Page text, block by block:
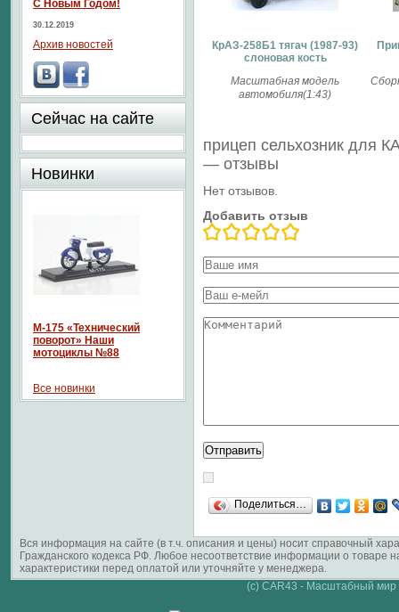
КрАЗ-258Б1 тягач (1987-93)
слоновая кость
Масштабная модель
автомобиля(1:43)
прицеп сельхозник для
— отзывы
Нет отзывов.
Добавить отзыв
Поделиться…
С Новым Годом!
30.12.2019
Архив новостей
Сейчас на сайте
Новинки
М-175 «Технический
поворот» Наши
мотоциклы №88
Все новинки
Вся информация на сайте (в т.ч. описания и цены) носит справочный
Гражданского кодекса РФ. Любое несоответствие информации о
характеристики перед оплатой или уточняйте у менеджера.
(c) CAR43 - Масштабный мир